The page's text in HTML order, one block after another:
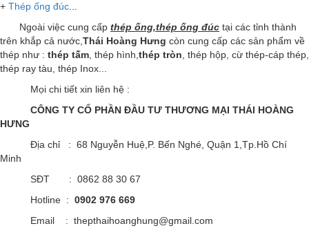
+ Thép ống đúc
Ngoài việc cung cấp thép ống,thép ống đúc tại các tỉnh thành
trên khắp cả nước, Thái Hoàng Hưng còn cung cấp các sản phẩm về
thép như : thép tấm , thép hình, thép tròn , thép hộp, cừ thép-cáp thép,
thép ray tàu, thép Inox...
Mọi chi tiết xin liên hệ :
CÔNG TY CỔ PHẦN ĐẦU TƯ THƯƠNG MẠI THÁI HOÀNG
HƯNG
Địa chỉ : 68 Nguyễn Huệ,P. Bến Nghé, Quận 1,Tp.Hồ Chí
Minh
SĐT : 0862 88 30 67
Hotline : 0902 976 669
Email : thepthaihoanghung@gmail.com